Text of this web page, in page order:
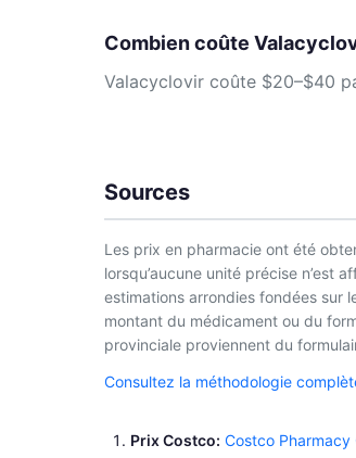
Combien coûte
Valacyclovir coûte $20–$40
Sources
Les prix en pharmacie ont été
lorsqu’aucune unité précise n’est
estimations arrondies fondées sur
montant du médicament ou du
provinciale proviennent du
Consultez la méthodologie
Prix Costco Costco